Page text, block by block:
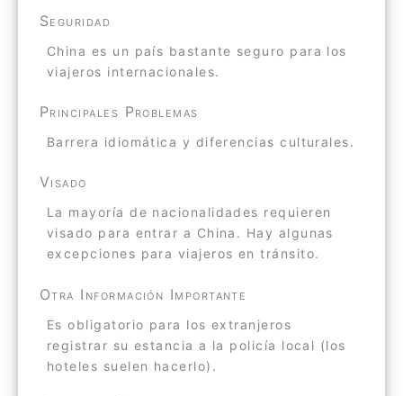
Seguridad
China es un país bastante seguro para los
viajeros internacionales.
Principales Problemas
Barrera idiomática y diferencias culturales.
Visado
La mayoría de nacionalidades requieren
visado para entrar a China. Hay algunas
excepciones para viajeros en tránsito.
Otra Información Importante
Es obligatorio para los extranjeros
registrar su estancia a la policía local (los
hoteles suelen hacerlo).